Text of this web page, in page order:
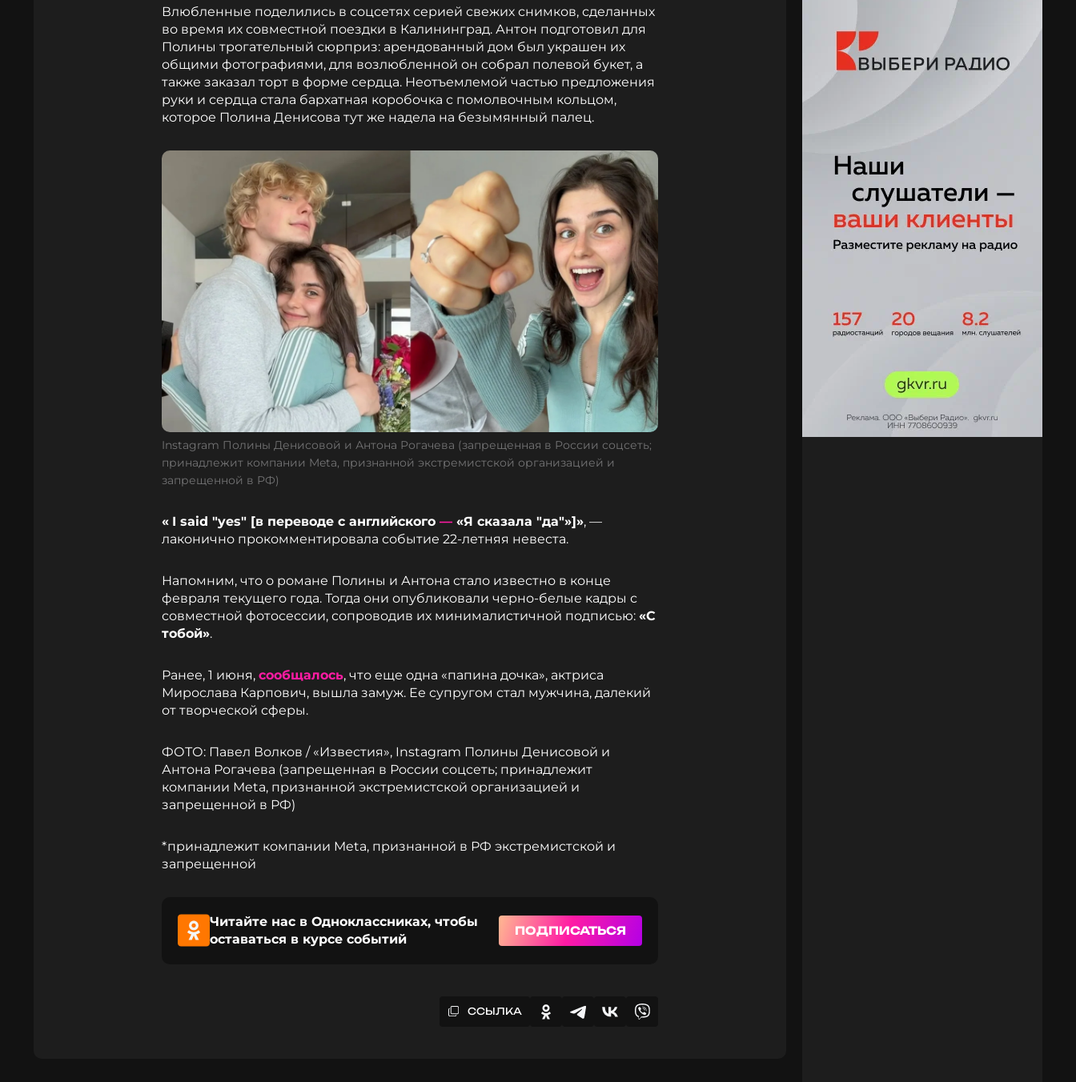
Влюбленные поделились в соцсетях серией свежих снимков, сделанных
во время их совместной поездки в Калининград. Антон подготовил для
Полины трогательный сюрприз: арендованный дом был украшен их
общими фотографиями, для возлюбленной он собрал полевой букет, а
также заказал торт в форме сердца. Неотъемлемой частью предложения
руки и сердца стала бархатная коробочка с помолвочным кольцом,
которое Полина Денисова тут же надела на безымянный палец.
Instagram Полины Денисовой и Антона Рогачева (запрещенная в России соцсеть;
принадлежит компании Meta, признанной экстремистской организацией и
запрещенной в РФ)
« I said "yes" [в переводе с английского — «Я сказала "да"»]», —
лаконично прокомментировала событие 22-летняя невеста.
Напомним, что о романе Полины и Антона стало известно в конце
февраля текущего года. Тогда они опубликовали черно-белые кадры с
совместной фотосессии, сопроводив их минималистичной подписью: «С
тобой».
Ранее, 1 июня, сообщалось, что еще одна «папина дочка», актриса
Мирослава Карпович, вышла замуж. Ее супругом стал мужчина, далекий
от творческой сферы.
ФОТО: Павел Волков / «Известия», Instagram Полины Денисовой и
Антона Рогачева (запрещенная в России соцсеть; принадлежит
компании Meta, признанной экстремистской организацией и
запрещенной в РФ)
*принадлежит компании Meta, признанной в РФ экстремистской и
запрещенной
Читайте нас в Одноклассниках, чтобы
оставаться в курсе событий
ПОДПИСАТЬСЯ
ССЫЛКА